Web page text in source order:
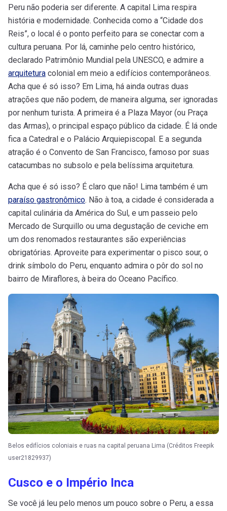
Peru não poderia ser diferente. A capital Lima respira
história e modernidade. Conhecida como a “Cidade dos
Reis”, o local é o ponto perfeito para se conectar com a
cultura peruana. Por lá, caminhe pelo centro histórico,
declarado Patrimônio Mundial pela UNESCO, e admire a
arquitetura colonial em meio a edifícios contemporâneos.
Acha que é só isso? Em Lima, há ainda outras duas
atrações que não podem, de maneira alguma, ser ignoradas
por nenhum turista. A primeira é a Plaza Mayor (ou Praça
das Armas), o principal espaço público da cidade. É lá onde
fica a Catedral e o Palácio Arquiepiscopal. E a segunda
atração é o Convento de San Francisco, famoso por suas
catacumbas no subsolo e pela belíssima arquitetura.
Acha que é só isso? É claro que não! Lima também é um
paraíso gastronômico. Não à toa, a cidade é considerada a
capital culinária da América do Sul, e um passeio pelo
Mercado de Surquillo ou uma degustação de ceviche em
um dos renomados restaurantes são experiências
obrigatórias. Aproveite para experimentar o pisco sour, o
drink símbolo do Peru, enquanto admira o pôr do sol no
bairro de Miraflores, à beira do Oceano Pacífico.
Belos edifícios coloniais e ruas na capital peruana Lima (Créditos Freepik
user21829937)
Cusco e o Império Inca
Se você já leu pelo menos um pouco sobre o Peru, a essa